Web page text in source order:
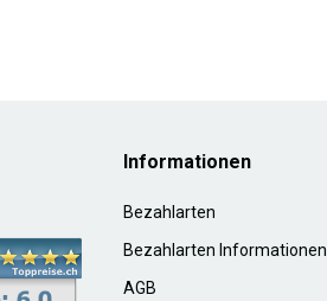
Informationen
Bezahlarten
Bezahlarten Informationen
AGB